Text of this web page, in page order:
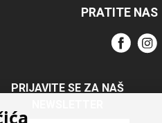
PRATITE NAS
PRIJAVITE SE ZA NAŠ